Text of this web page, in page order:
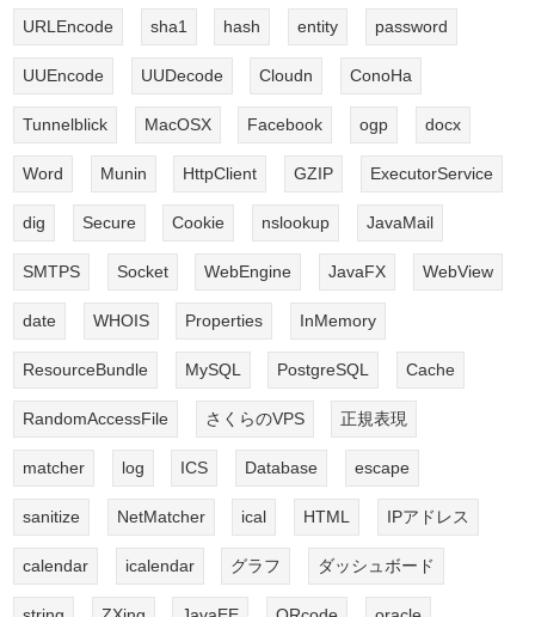
URLEncode sha1 hash entity password
UUEncode UUDecode Cloudn ConoHa
Tunnelblick MacOSX Facebook ogp docx
Word Munin HttpClient GZIP ExecutorService
dig Secure Cookie nslookup JavaMail
SMTPS Socket WebEngine JavaFX WebView
date WHOIS Properties InMemory
ResourceBundle MySQL PostgreSQL Cache
RandomAccessFile さくらのVPS 正規表現
matcher log ICS Database escape
sanitize NetMatcher ical HTML IPアドレス
calendar icalendar グラフ ダッシュボード